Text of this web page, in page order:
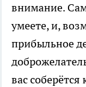
внимание.
умеете, и,
прибыльное
вас